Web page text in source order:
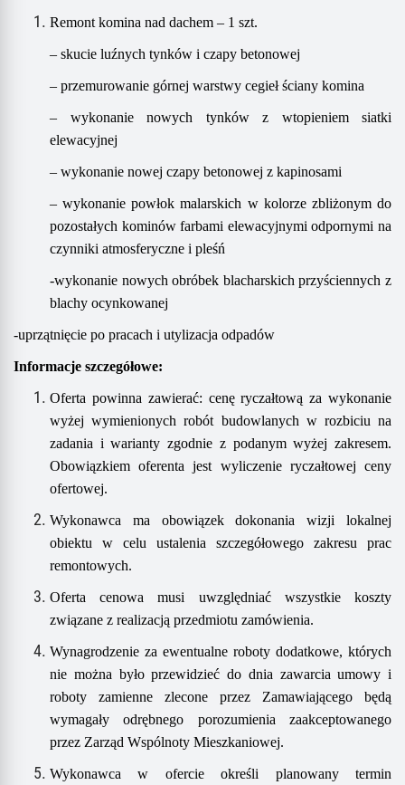
Remont komina nad dachem – 1 szt.
– skucie luźnych tynków i czapy betonowej
– przemurowanie górnej warstwy cegieł ściany komina
– wykonanie nowych tynków z wtopieniem siatki
elewacyjnej
– wykonanie nowej czapy betonowej z kapinosami
– wykonanie powłok malarskich w kolorze zbliżonym do
pozostałych kominów farbami elewacyjnymi odpornymi na
czynniki atmosferyczne i pleśń
-wykonanie nowych obróbek blacharskich przyściennych z
blachy ocynkowanej
-uprzątnięcie po pracach i utylizacja odpadów
Informacje szczegółowe:
Oferta powinna zawierać: cenę ryczałtową za wykonanie
wyżej wymienionych robót budowlanych w rozbiciu na
zadania i warianty zgodnie z podanym wyżej zakresem.
Obowiązkiem oferenta jest wyliczenie ryczałtowej ceny
ofertowej.
Wykonawca ma obowiązek dokonania wizji lokalnej
obiektu w celu ustalenia szczegółowego zakresu prac
remontowych.
Oferta cenowa musi uwzględniać wszystkie koszty
związane z realizacją przedmiotu zamówienia.
Wynagrodzenie za ewentualne roboty dodatkowe, których
nie można było przewidzieć do dnia zawarcia umowy i
roboty zamienne zlecone przez Zamawiającego będą
wymagały odrębnego porozumienia zaakceptowanego
przez Zarząd Wspólnoty Mieszkaniowej.
Wykonawca w ofercie określi planowany termin